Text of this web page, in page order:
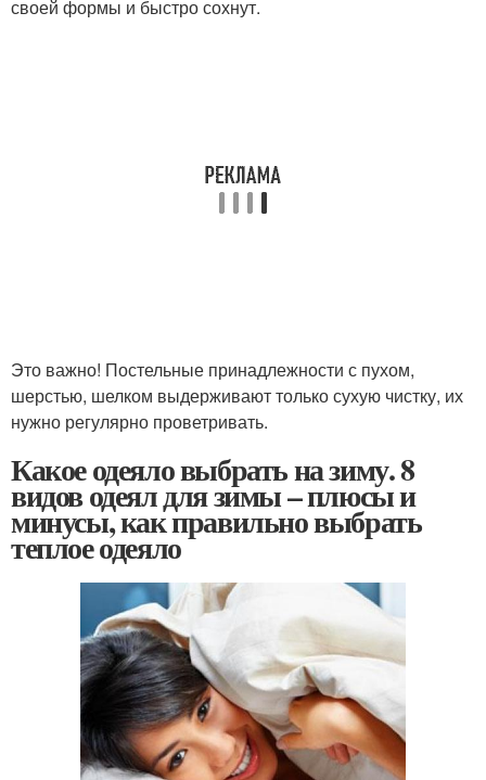
своей формы и быстро сохнут.
Это важно! Постельные принадлежности с пухом,
шерстью, шелком выдерживают только сухую чистку, их
нужно регулярно проветривать.
Какое одеяло выбрать на зиму. 8
видов одеял для зимы – плюсы и
минусы, как правильно выбрать
теплое одеяло